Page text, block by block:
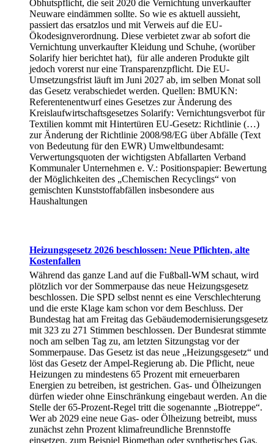
Obhutspflicht, die seit 2020 die Vernichtung unverkaufter
Neuware eindämmen sollte. So wie es aktuell aussieht,
passiert das ersatzlos und mit Verweis auf die EU-
Ökodesignverordnung. Diese verbietet zwar ab sofort die
Vernichtung unverkaufter Kleidung und Schuhe, (worüber
Solarify hier berichtet hat), für alle anderen Produkte gilt
jedoch vorerst nur eine Transparenzpflicht. Die EU-
Umsetzungsfrist läuft im Juni 2027 ab, im selben Monat soll
das Gesetz verabschiedet werden. Quellen: BMUKN:
Referentenentwurf eines Gesetzes zur Änderung des
Kreislaufwirtschaftsgesetzes Solarify: Vernichtungsverbot für
Textilien kommt mit Hintertüren EU-Gesetz: Richtlinie (…)
zur Änderung der Richtlinie 2008/98/EG über Abfälle (Text
von Bedeutung für den EWR) Umweltbundesamt:
Verwertungsquoten der wichtigsten Abfallarten Verband
Kommunaler Unternehmen e. V.: Positionspapier: Bewertung
der Möglichkeiten des „Chemischen Recyclings“ von
gemischten Kunststoffabfällen insbesondere aus
Haushaltungen
Heizungsgesetz 2026 beschlossen: Neue Pflichten, alte
Kostenfallen
Während das ganze Land auf die Fußball-WM schaut, wird
plötzlich vor der Sommerpause das neue Heizungsgesetz
beschlossen. Die SPD selbst nennt es eine Verschlechterung
und die erste Klage kam schon vor dem Beschluss. Der
Bundestag hat am Freitag das Gebäudemodernisierungsgesetz
mit 323 zu 271 Stimmen beschlossen. Der Bundesrat stimmte
noch am selben Tag zu, am letzten Sitzungstag vor der
Sommerpause. Das Gesetz ist das neue „Heizungsgesetz“ und
löst das Gesetz der Ampel-Regierung ab. Die Pflicht, neue
Heizungen zu mindestens 65 Prozent mit erneuerbaren
Energien zu betreiben, ist gestrichen. Gas- und Ölheizungen
dürfen wieder ohne Einschränkung eingebaut werden. An die
Stelle der 65-Prozent-Regel tritt die sogenannte „Biotreppe“.
Wer ab 2029 eine neue Gas- oder Ölheizung betreibt, muss
zunächst zehn Prozent klimafreundliche Brennstoffe
einsetzen, zum Beispiel Biomethan oder synthetisches Gas.